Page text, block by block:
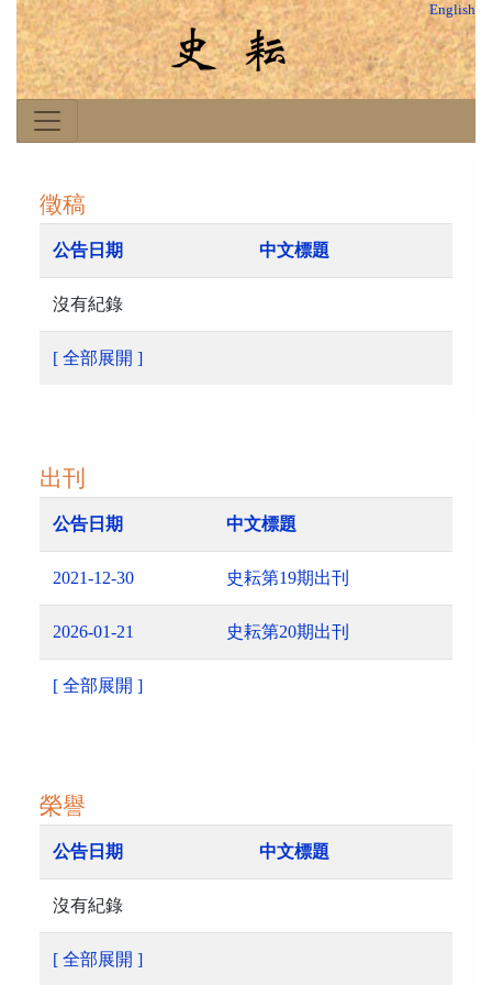
English
徵稿
公告日期 中文標題
沒有紀錄
[ 全部展開 ]
出刊
公告日期 中文標題
2021-12-30 史耘第19期出刊
2026-01-21 史耘第20期出刊
[ 全部展開 ]
榮譽
公告日期 中文標題
沒有紀錄
[ 全部展開 ]